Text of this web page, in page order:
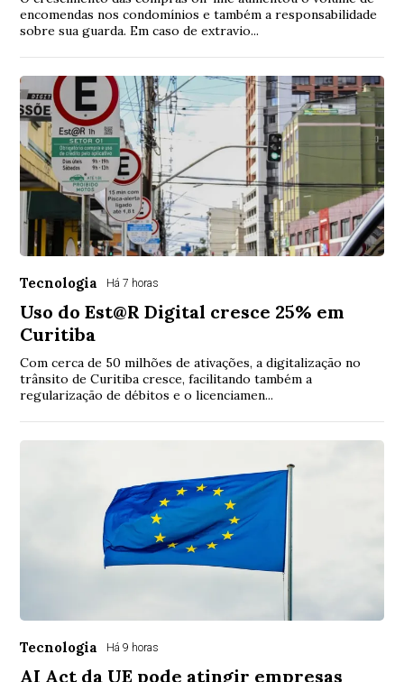
encomendas nos condomínios e também a responsabilidade
sobre sua guarda. Em caso de extravio...
Tecnologia Há 7 horas
Uso do Est@R Digital cresce 25% em
Curitiba
Com cerca de 50 milhões de ativações, a digitalização no
trânsito de Curitiba cresce, facilitando também a
regularização de débitos e o licenciamen...
Tecnologia Há 9 horas
AI Act da UE pode atingir empresas